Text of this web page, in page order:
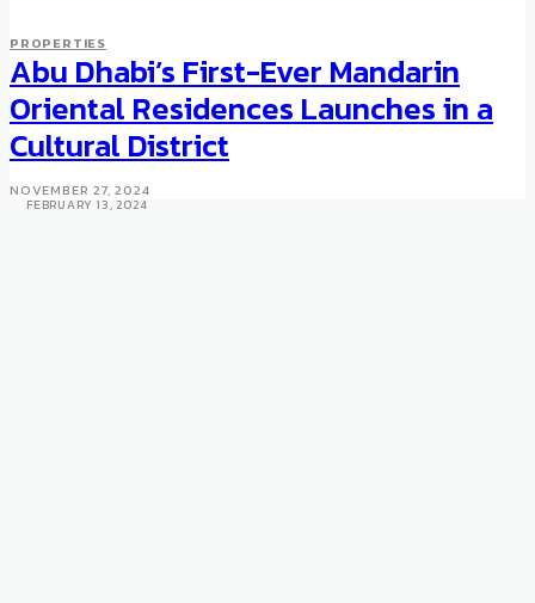
PROPERTIES
Urasaya Property Presents 15
Pool Villas by the Pristine
Sichon Beach
FEBRUARY 13, 2024
PROPERTIES
Abu Dhabi’s First-Ever Mandarin
Oriental Residences Launches in a
Cultural District
NOVEMBER 27, 2024